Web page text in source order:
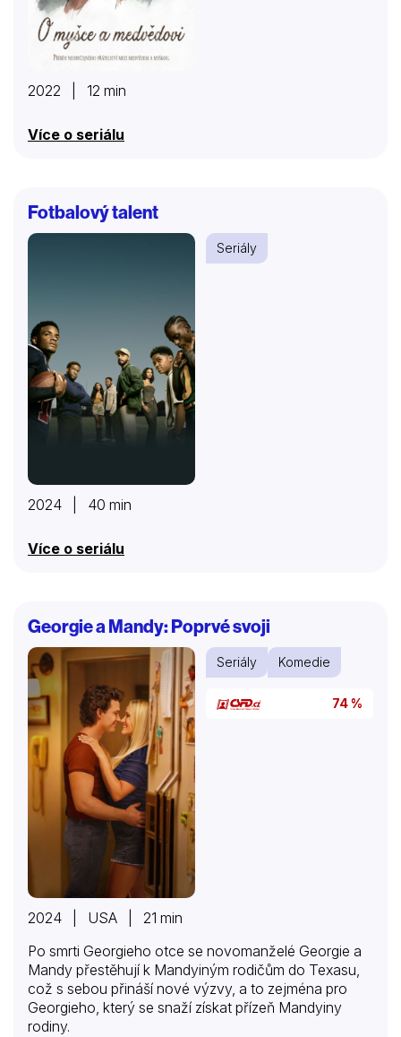
2022 | 12 min
Více o seriálu
Fotbalový talent
Seriály
2024 | 40 min
Více o seriálu
Georgie a Mandy: Poprvé svoji
Seriály Komedie
74 %
2024 | USA | 21 min
Po smrti Georgieho otce se novomanželé Georgie a
Mandy přestěhují k Mandyiným rodičům do Texasu,
což s sebou přináší nové výzvy, a to zejména pro
Georgieho, který se snaží získat přízeň Mandyiny
rodiny.